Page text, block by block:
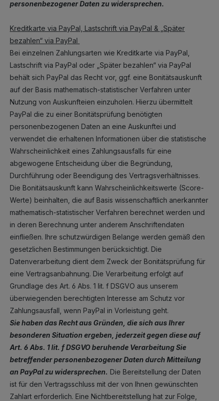
personenbezogener Daten zu widersprechen.
Kreditkarte via PayPal, Lastschrift via PayPal & „Später
bezahlen“ via PayPal
Bei einzelnen Zahlungsarten wie Kreditkarte via PayPal,
Lastschrift via PayPal oder „Später bezahlen“ via PayPal
behält sich PayPal das Recht vor, ggf. eine Bonitätsauskunft
auf der Basis mathematisch-statistischer Verfahren unter
Nutzung von Auskunfteien einzuholen. Hierzu übermittelt
PayPal die zu einer Bonitätsprüfung benötigten
personenbezogenen Daten an eine Auskunftei und
verwendet die erhaltenen Informationen über die statistische
Wahrscheinlichkeit eines Zahlungsausfalls für eine
abgewogene Entscheidung über die Begründung,
Durchführung oder Beendigung des Vertragsverhältnisses.
Die Bonitätsauskunft kann Wahrscheinlichkeitswerte (Score-
Werte) beinhalten, die auf Basis wissenschaftlich anerkannter
mathematisch-statistischer Verfahren berechnet werden und
in deren Berechnung unter anderem Anschriftendaten
einfließen. Ihre schutzwürdigen Belange werden gemäß den
gesetzlichen Bestimmungen berücksichtigt. Die
Datenverarbeitung dient dem Zweck der Bonitätsprüfung für
eine Vertragsanbahnung. Die Verarbeitung erfolgt auf
Grundlage des Art. 6 Abs. 1 lit. f DSGVO aus unserem
überwiegenden berechtigten Interesse am Schutz vor
Zahlungsausfall, wenn PayPal in Vorleistung geht.
Sie haben das Recht aus Gründen, die sich aus Ihrer
besonderen Situation ergeben, jederzeit gegen diese auf
Art. 6 Abs. 1 lit. f DSGVO beruhende Verarbeitung Sie
betreffender personenbezogener Daten durch Mitteilung
an PayPal zu widersprechen. Die Bereitstellung der Daten
ist für den Vertragsschluss mit der von Ihnen gewünschten
Zahlart erforderlich. Eine Nichtbereitstellung hat zur Folge,